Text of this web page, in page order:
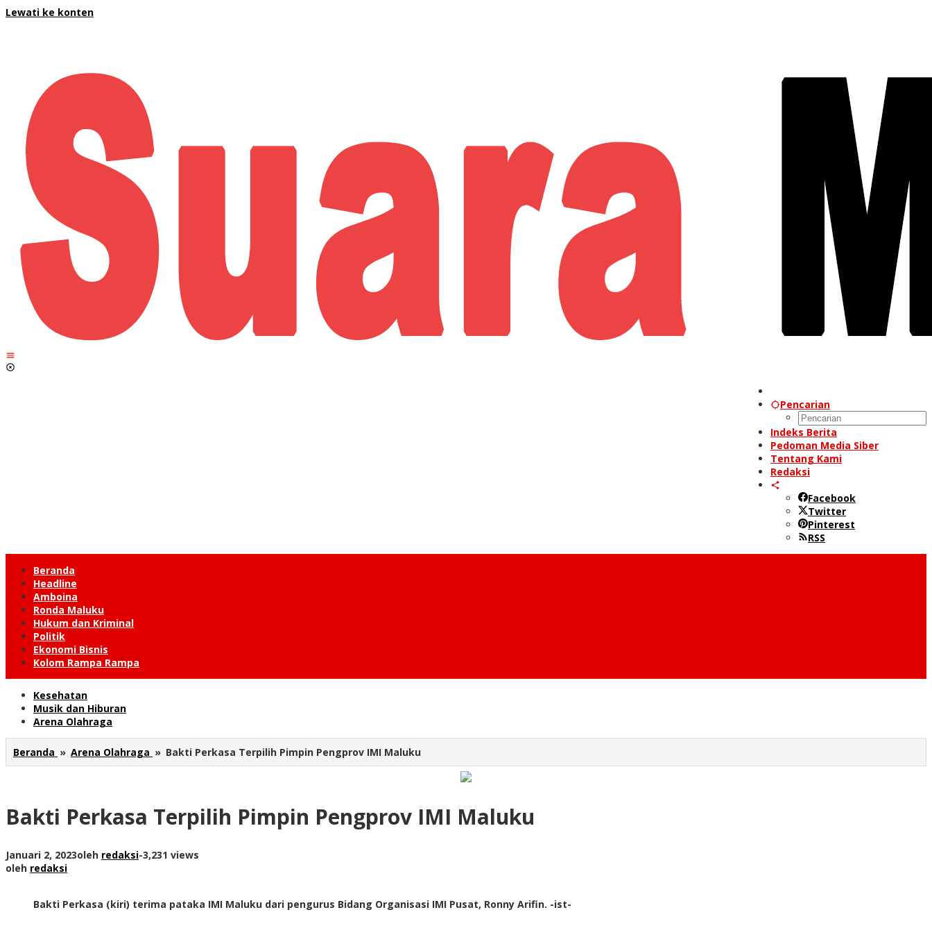
Lewati ke konten
Pencarian
Indeks Berita
Pedoman Media Siber
Tentang Kami
Redaksi
Facebook
Twitter
Pinterest
RSS
Beranda
Headline
Amboina
Ronda Maluku
Hukum dan Kriminal
Politik
Ekonomi Bisnis
Kolom Rampa Rampa
Kesehatan
Musik dan Hiburan
Arena Olahraga
Beranda » Arena Olahraga » Bakti Perkasa Terpilih Pimpin Pengprov IMI Maluku
Bakti Perkasa Terpilih Pimpin Pengprov IMI Maluku
Januari 2, 2023oleh redaksi-3,231 views
oleh redaksi
Bakti Perkasa (kiri) terima pataka IMI Maluku dari pengurus Bidang Organisasi IMI Pusat, Ronny Arifin. -ist-